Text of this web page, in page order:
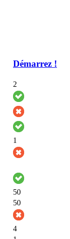
Démarrez !
2
1
50
50
4